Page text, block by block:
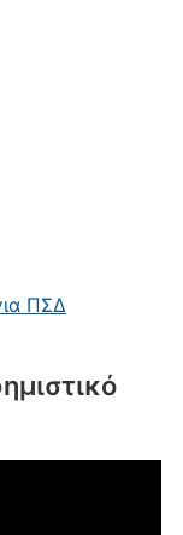
ΠΣΔ